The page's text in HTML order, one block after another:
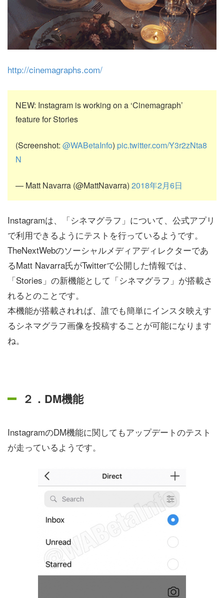
http://cinemagraphs.com/
NEW: Instagram is working on a ‘Cinemagraph’
feature for Stories
(Screenshot: @WABetaInfo) pic.twitter.com/Y3r2zNta8
N
— Matt Navarra (@MattNavarra) 2018年2月6日
Instagramは、「シネマグラフ」について、公式アプリ
で利用できるようにテストを行っているようです。
TheNextWebのソーシャルメディアディレクターであ
るMatt Navarra氏がTwitterで公開した情報では、
「Stories」の新機能として「シネマグラフ」が搭載さ
れるとのことです。
本機能が搭載されれば、誰でも簡単にインスタ映えす
るシネマグラフ画像を投稿することが可能になります
ね。
２．DM機能
InstagramのDM機能に関してもアップデートのテスト
が走っているようです。